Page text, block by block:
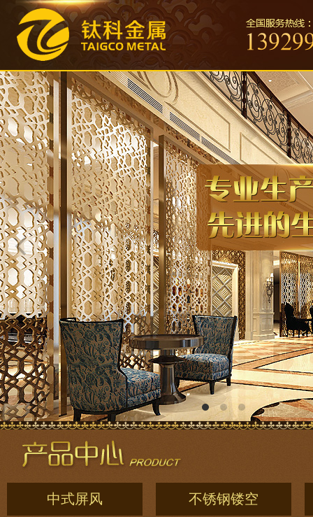
中式屏风 不锈钢镂空